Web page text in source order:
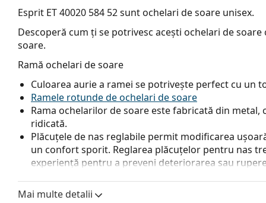
Esprit ET 40020 584 52sunt ochelari de soare unisex.
Descoperă cum ți se potrivesc acești ochelari de
soare.
Ramă ochelari de soare
Culoarea aurie a ramei se potrivește perfect cu un
Ramele rotunde de ochelari de soare
Rama ochelarilor de soare este fabricată din
ridicată.
Plăcuțele de nas reglabile permit modificarea
un confort sporit. Reglarea plăcuțelor pentru nas
experiență pentru a preveni deteriorarea sau
Lentile ochelari de soare
Mai multe detalii